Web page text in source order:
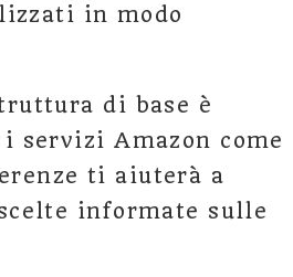
in modo
di base è
servizi Amazon come
ti aiuterà a
informate sulle